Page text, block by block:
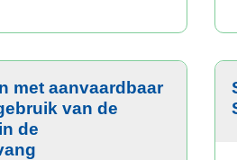
met aanvaardbaar
van de
de